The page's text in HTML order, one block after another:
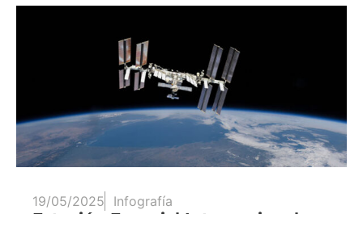
19/05/2025 Infografía
Estación Espacial Internacional